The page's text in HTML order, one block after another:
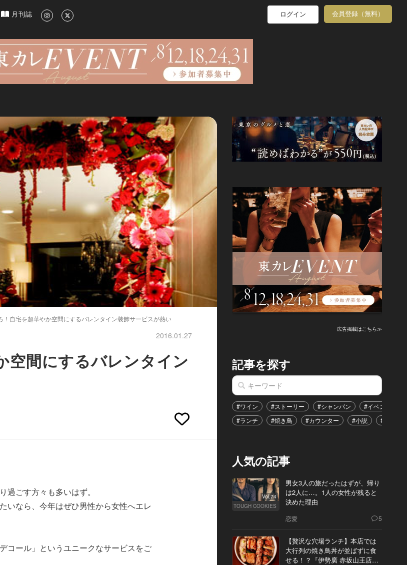
れたライフスタイル情報
月刊誌 ログイン 会員登録（無料）
！自宅を超華やか空間にするバレンタイン装飾サービスが熱い
2016.01.27
空間にするバレンタイン
ごす方々も多いはず。
いなら、今年はぜひ男性から女性へエレ
コール」というユニークなサービスをご
広告掲載はこちら≫
記事を探す
#ワイン #ストーリー #シャンパン #イベント
#ランチ
#焼き鳥 #カウンター #小説 #恋愛
人気の記事
Vol.74
TOUGH COOKIES
男女3人の旅だったはずが、帰り
は2人に…。1人の女性が残ると
決めた理由
恋愛 5
【贅沢な穴場ランチ】本店では
大行列の焼き鳥丼が並ばずに食
せる！？『伊勢廣 赤坂山王店』